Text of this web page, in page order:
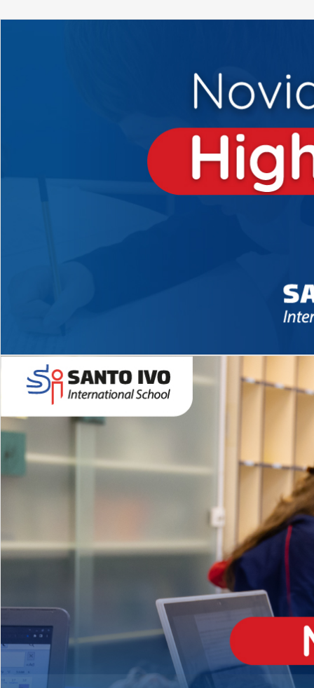
Novidades 2026 High School
EDUCAÇÃO INFANTIL
Inglês todos os dias
MÉDIO
igh School
Dupla Diplomação